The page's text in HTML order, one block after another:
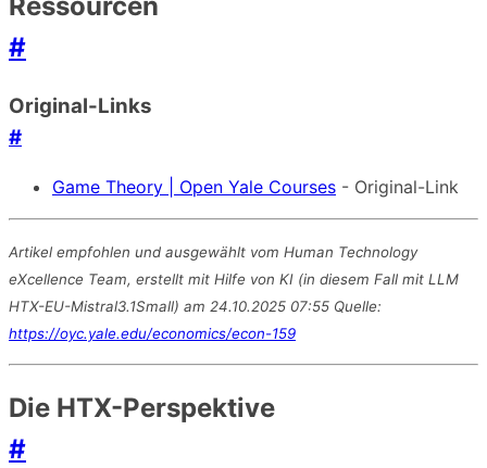
#
Original-Links
#
Game Theory | Open Yale Courses - Original-Link
Artikel empfohlen und ausgewählt vom Human Technology
eXcellence Team, erstellt mit Hilfe von KI (in diesem Fall mit LLM
HTX-EU-Mistral3.1Small) am 24.10.2025 07:55 Quelle:
https://oyc.yale.edu/economics/econ-159
Die HTX-Perspektive
#